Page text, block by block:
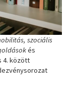
szociális
és
4. között